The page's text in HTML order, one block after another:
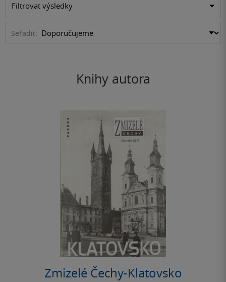
Filtrovat výsledky
Seřadit:
Knihy autora
Zmizelé Čechy-Klatovsko